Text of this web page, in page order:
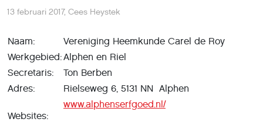
13 februari 2017, Cees Heystek
Naam:
Vereniging Heemkunde Carel de Roy
Werkgebied:Alphen en Riel
Secretaris:
Ton Berben
Adres:
Rielseweg 6, 5131 NN Alphen
Websites:
www.alphenserfgoed.nl/